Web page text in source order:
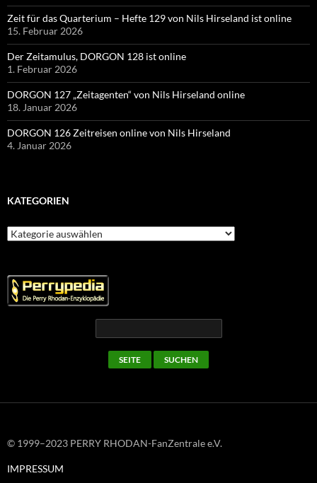
Zeit für das Quarterium – Hefte 129 von Nils Hirseland ist online
15. Februar 2026
Der Zeitamulus, DORGON 128 ist online
1. Februar 2026
DORGON 127 „Zeitagenten“ von Nils Hirseland online
18. Januar 2026
DORGON 126 Zeitreisen online von Nils Hirseland
4. Januar 2026
KATEGORIEN
Kategorien
© 1999–2023 PERRY RHODAN-FanZentrale e.V.
IMPRESSUM